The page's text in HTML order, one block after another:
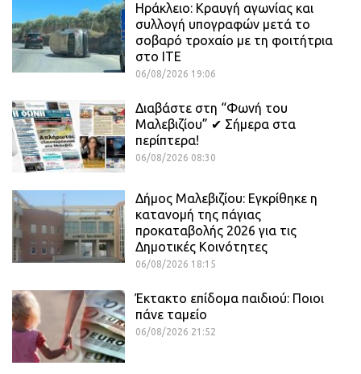
Ηράκλειο: Κραυγή αγωνίας και
συλλογή υπογραφών μετά το
σοβαρό τροχαίο με τη φοιτήτρια
στο ΙΤΕ
06/08/2026 19:06
Διαβάστε στη “Φωνή του
Μαλεβιζίου” ✔ Σήμερα στα
περίπτερα!
06/08/2026 08:30
Δήμος Μαλεβιζίου: Εγκρίθηκε η
κατανομή της πάγιας
προκαταβολής 2026 για τις
Δημοτικές Κοινότητες
06/08/2026 18:15
Έκτακτο επίδομα παιδιού: Ποιοι
πάνε ταμείο
06/08/2026 21:52